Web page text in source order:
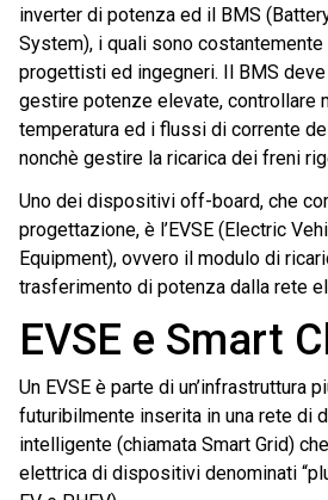
inverter di potenza ed il BMS
System), i quali sono
progettisti ed ingegneri. Il BMS
gestire potenze elevate, controllare
temperatura ed i flussi di corrente
nonchè gestire la ricarica dei freni
Uno dei dispositivi off-board, che
progettazione, è l’EVSE (Electric
Equipment), ovvero il modulo di
trasferimento di potenza dalla rete
EVSE e Smart
Un EVSE è parte di un’infrastruttura
futuribilmente inserita in una rete di
intelligente (chiamata Smart Grid)
elettrica di dispositivi denominati